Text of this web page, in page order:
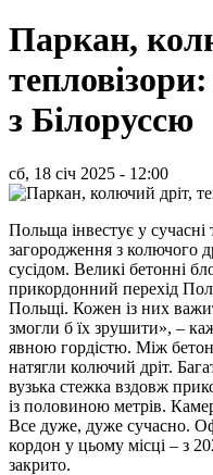
Паркан,
з Білоруссю
сб, 18 січ 2025 - 12:00
Польща інвестує у сучасні
загородження з колючого
сусідом. Великі бетонні
прикордонний перехід
Польщі. Кожен із них
змогли б їх зрушити», –
явною гордістю. Між
натягли колючий дріт.
вузька стежка вздовж
із половиною метрів.
Все дуже, дуже сучасно.
кордон у цьому місці – з
закрито.